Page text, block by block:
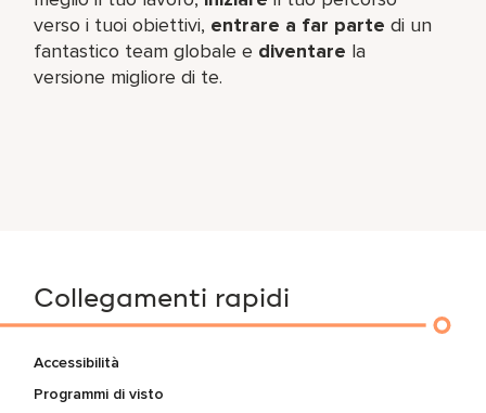
verso i tuoi obiettivi, entrare a far parte di un
fantastico team​ globale e diventare la
versione migliore di te.
Collegamenti rapidi
Accessibilità
Programmi di visto